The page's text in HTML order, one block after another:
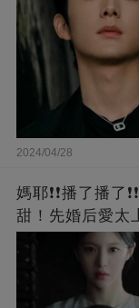
2024/04/28
媽耶❗❗播了播了
甜！先婚后愛太